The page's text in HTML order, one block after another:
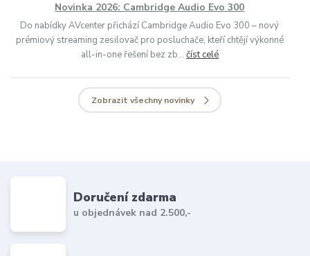
Novinka 2026: Cambridge Audio Evo 300
Do nabídky AVcenter přichází Cambridge Audio Evo 300 – nový
prémiový streaming zesilovač pro posluchače, kteří chtějí výkonné
all-in-one řešení bez zb... číst celé
Zobrazit všechny novinky
Doručení zdarma
u objednávek nad 2.500,-